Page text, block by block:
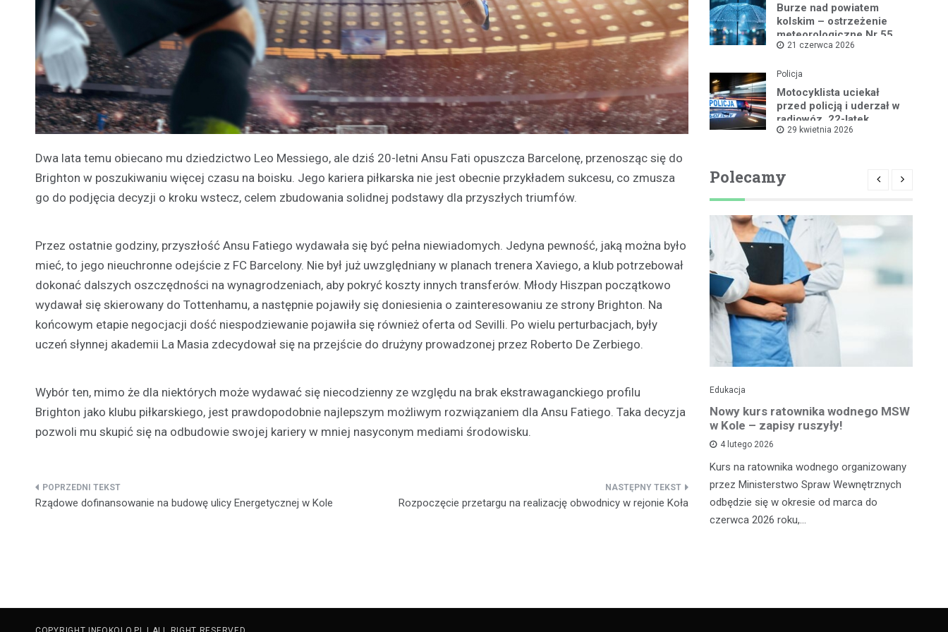
Dwa lata temu obiecano mu dziedzictwo Leo Messiego, ale dziś 20-letni Ansu Fati opuszcza Barcelonę, przenosząc się do
Brighton w poszukiwaniu więcej czasu na boisku. Jego kariera piłkarska nie jest obecnie przykładem sukcesu, co zmusza
go do podjęcia decyzji o kroku wstecz, celem zbudowania solidnej podstawy dla przyszłych triumfów.
Przez ostatnie godziny, przyszłość Ansu Fatiego wydawała się być pełna niewiadomych. Jedyna pewność, jaką można było
mieć, to jego nieuchronne odejście z FC Barcelony. Nie był już uwzględniany w planach trenera Xaviego, a klub potrzebował
dokonać dalszych oszczędności na wynagrodzeniach, aby pokryć koszty innych transferów. Młody Hiszpan początkowo
wydawał się skierowany do Tottenhamu, a następnie pojawiły się doniesienia o zainteresowaniu ze strony Brighton. Na
końcowym etapie negocjacji dość niespodziewanie pojawiła się również oferta od Sevilli. Po wielu perturbacjach, były
uczeń słynnej akademii La Masia zdecydował się na przejście do drużyny prowadzonej przez Roberto De Zerbiego.
Wybór ten, mimo że dla niektórych może wydawać się niecodzienny ze względu na brak ekstrawaganckiego profilu
Brighton jako klubu piłkarskiego, jest prawdopodobnie najlepszym możliwym rozwiązaniem dla Ansu Fatiego. Taka decyzja
pozwoli mu skupić się na odbudowie swojej kariery w mniej nasyconym mediami środowisku.
Nawigacja
Rządowe dofinansowanie na budowę ulicy Energetycznej w Kole Rozpoczęcie przetargu na realizację obwodnicy w rejonie Koła
Burze nad powiatem
kolskim – ostrzeżenie
meteorologiczne Nr 55
21 czerwca 2026
Policja
Motocyklista uciekał
przed policją i uderzał w
radiowóz, 22-latek
zatrzymany
29 kwietnia 2026
Polecamy
Sport
24-godzinny maraton sportowy dla
dobra młodzieży niepełnosprawnej
– rekordowa frekwencja i
28 grudnia w Winiarni Powiercie miało
miejsce wyjątkowe wydarzenie
Edukacja
Nowy kurs ratownika wodnego MSW
w Kole – zapisy ruszyły!
4 lutego 2026
Kurs na ratownika wodnego organizowany
przez Ministerstwo Spraw Wewnętrznych
odbędzie się w okresie od marca do
czerwca 2026 roku,…